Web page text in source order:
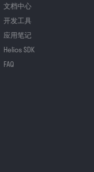
文档中心
开发工具
应用笔记
Helios SDK
FAQ